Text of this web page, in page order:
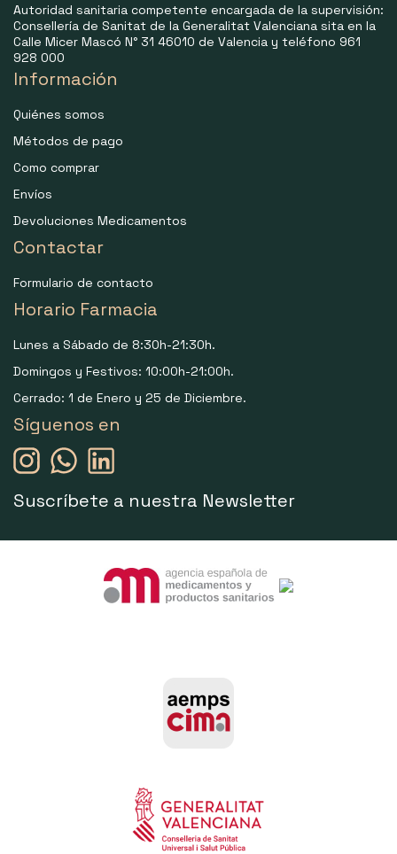
Autoridad sanitaria competente encargada de la supervisión:
Consellería de Sanitat de la Generalitat Valenciana sita en la
Calle Micer Mascó N° 31 46010 de Valencia y teléfono 961
928 000
Información
Quiénes somos
Métodos de pago
Como comprar
Envíos
Devoluciones Medicamentos
Contactar
Formulario de contacto
Horario Farmacia
Lunes a Sábado de 8:30h-21:30h.
Domingos y Festivos: 10:00h-21:00h.
Cerrado: 1 de Enero y 25 de Diciembre.
Síguenos en
Suscríbete a nuestra Newsletter